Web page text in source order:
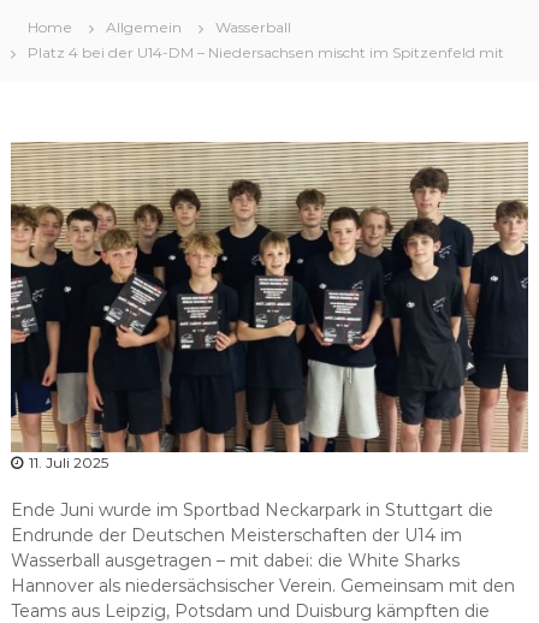
e
n
d
N
i
e
d
e
a
c
h
s
e
n
Home Allgemein
Wasserball
Platz 4 bei der U14-DM – Niedersachsen mischt im Spitzenfeld mit
11. Juli 2025
Ende Juni wurde im Sportbad Neckarpark in Stuttgart die
Endrunde der Deutschen Meisterschaften der U14 im
Wasserball ausgetragen – mit dabei: die White Sharks
Hannover als niedersächsischer Verein. Gemeinsam mit den
Teams aus Leipzig, Potsdam und Duisburg kämpften die